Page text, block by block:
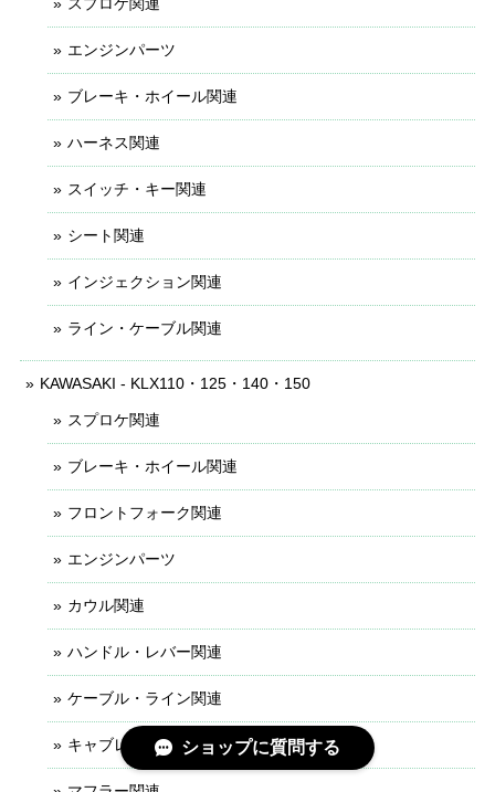
スプロケ関連
エンジンパーツ
ブレーキ・ホイール関連
ハーネス関連
スイッチ・キー関連
シート関連
インジェクション関連
ライン・ケーブル関連
KAWASAKI - KLX110・125・140・150
スプロケ関連
ブレーキ・ホイール関連
フロントフォーク関連
エンジンパーツ
カウル関連
ハンドル・レバー関連
ケーブル・ライン関連
キャブレター関連ショップに質問する